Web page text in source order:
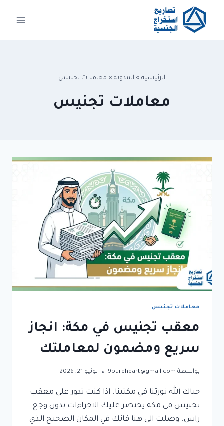
المحتوى
الرئيسية » المدونة » معاملات تجنيس
معاملات تجنيس
معاملات تجنيس
معقب تجنيس في مكة: انجاز
سريع ومضمون لمعاملتك
بواسطة 9pureheart@gmail.com يونيو 21, 2026
حياك الله نورتنا في مكتبنا. اذا كنت تدور على معقب
تجنيس في مكة يختصر عليك الاجراءات بدون وجع
راس. وصلت الى هنا فانك في المكان الصحيح الذي